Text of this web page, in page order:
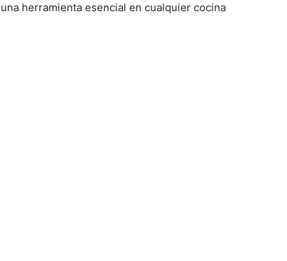
herramienta esencial en cualquier cocina